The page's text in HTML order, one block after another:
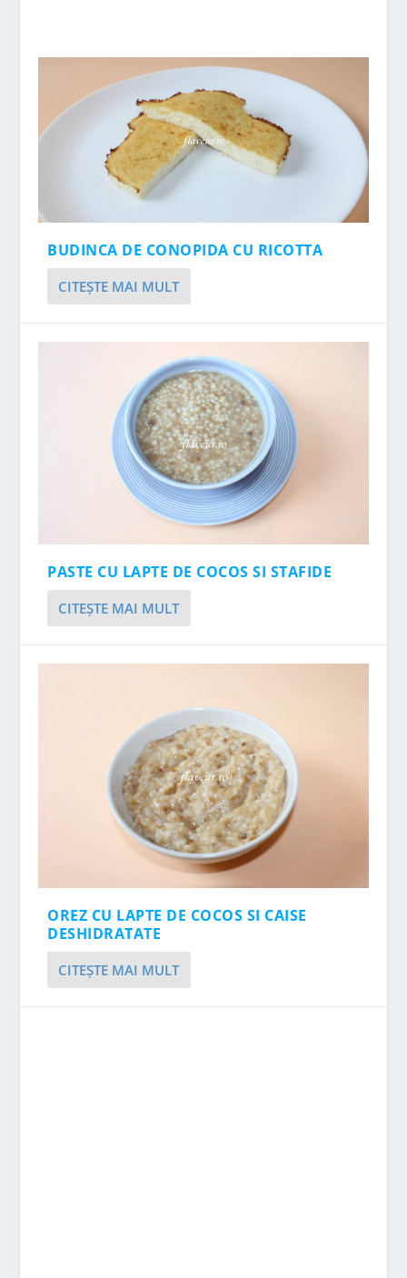
BUDINCA DE CONOPIDA CU RICOTTA
CITEŞTE MAI MULT
PASTE CU LAPTE DE COCOS SI STAFIDE
CITEŞTE MAI MULT
OREZ CU LAPTE DE COCOS SI CAISE
DESHIDRATATE
CITEŞTE MAI MULT